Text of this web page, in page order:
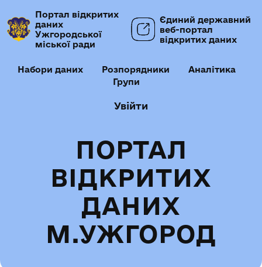
Портал відкритих
даних
Ужгородської
міської ради
Єдиний державний
веб-портал
відкритих даних
Набори даних Розпорядники
Аналітика
Групи
Увійти
ПОРТАЛ
ВІДКРИТИХ
ДАНИХ
М.УЖГОРОД